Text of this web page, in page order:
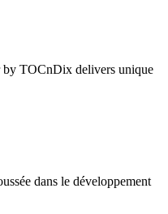
by TOCnDix delivers unique
dans le développement